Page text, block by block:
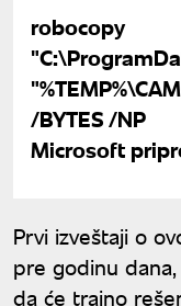
robocopy
/BYTES /NP
Microsoft
Prvi izveštaji o
pre godinu
da će trajno